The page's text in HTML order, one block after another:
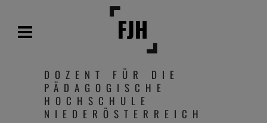
DOZENT FÜR DIE
PÄDAGOGISCHE
HOCHSCHULE
NIEDERÖSTERREICH